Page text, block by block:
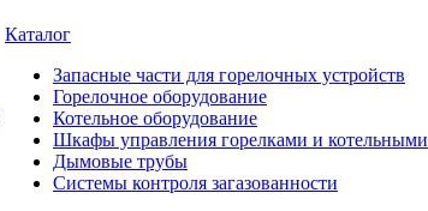
Каталог
Запасные части для горелочных устройств
Горелочное оборудование
Котельное оборудование
Шкафы управления горелками и котельными
Дымовые трубы
Системы контроля загазованности